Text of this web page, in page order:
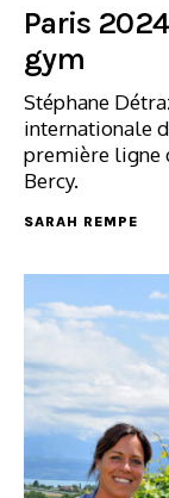
Paris
gym
Stéphane
internationale
première ligne
Bercy.
SARAH REMPE